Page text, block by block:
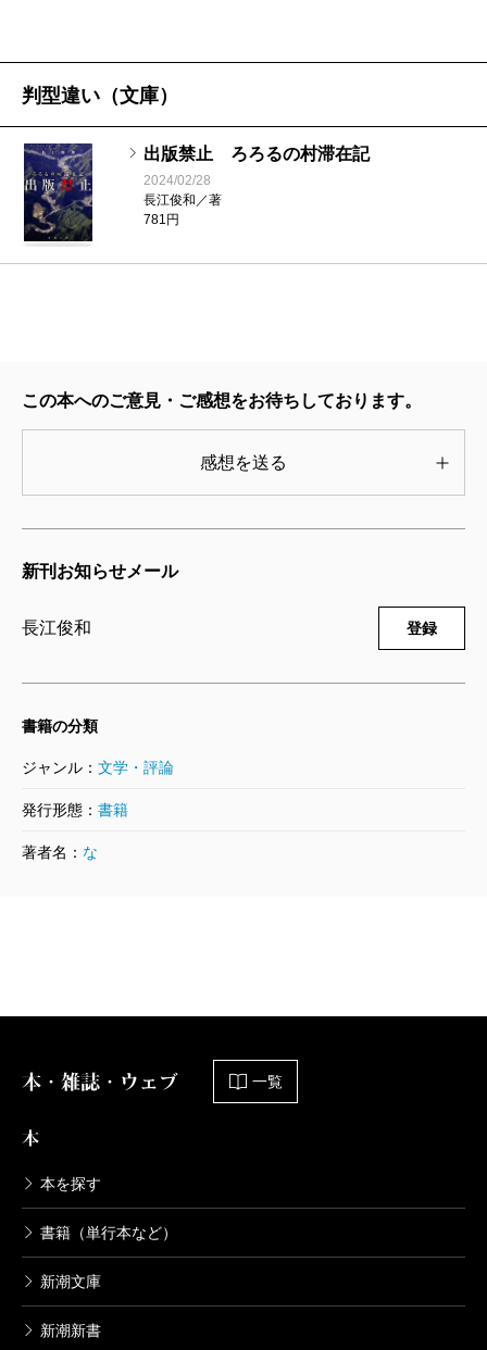
長江嬉しい感想、ありがとうございます！
有田最初、ちょっとだけと思って読み始めたんです
よ。でも、気付いたら朝の五時で、一気読みでした。
するかは全然分からなかった。
有田最後にきちんと説明があっても、頭の中で整理
ちゃんと書いてあるじゃないか！」と。この面白さ
が、「出版禁止」の醍醐味なんですよね。二回でも三
回でも楽しめる。この作品は、いつ頃から考えてらし
たんですか？
に？
長江
で。中でも5の「しじんの村」が大好きなんですよ。
有田僕も、一番好きなのは「しじんの村」です。
長江ああいう世界観で、呪いとか宗教的な感じのも
判型違い（文庫）
出版禁止 ろろるの村滞在記
2024/02/28
長江俊和／著
781円
この本へのご意見・ご感想をお待ちしております。
感想を送る
新刊お知らせメール
長江俊和 登録
書籍の分類
ジャンル： 文学・評論
発行形態： 書籍
著者名： な
本・雑誌・ウェブ 一覧
本
本を探す
書籍（単行本など）
新潮文庫
新潮新書